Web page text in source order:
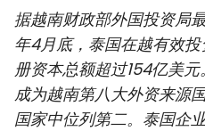
经济
社会
环保
据越南财政部外国投资局
年4月底，泰国在越有效
册资本总额超过154亿美
成为越南第八大外资来源
国家中位列第二。泰国企